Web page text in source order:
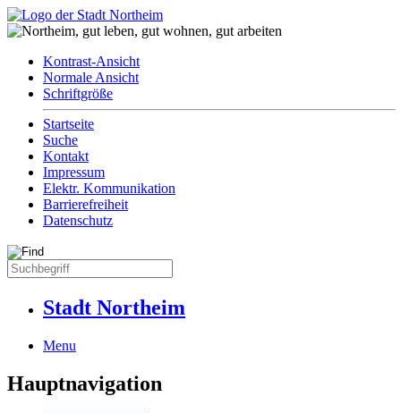
Kontrast-Ansicht
Normale Ansicht
Schriftgröße
Startseite
Suche
Kontakt
Impressum
Elektr. Kommunikation
Barrierefreiheit
Datenschutz
Stadt Northeim
Menu
Hauptnavigation